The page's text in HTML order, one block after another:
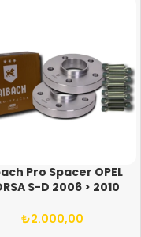
Pro Spacer OPEL
S-D 2006 > 2010
12X1.50 BİJON
₺2.000,00